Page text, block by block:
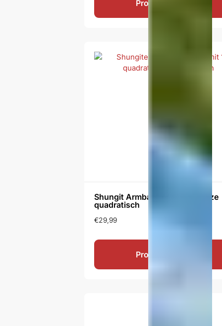
Produkt ansehen
Shungit Armband Geroy 13 Reize
quadratisch
€29,99
Produkt ansehen